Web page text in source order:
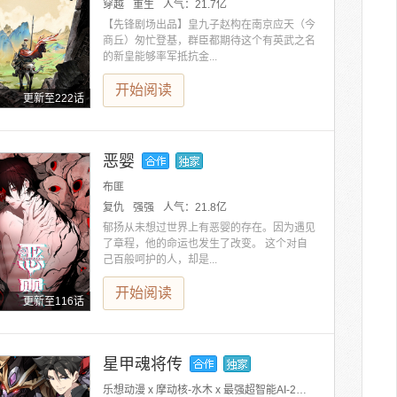
更新至222话
穿越 重生 人气： 21.7亿
【先锋剧场出品】皇九子赵构在南京应天（今
商丘）匆忙登基，群臣都期待这个有英武之名
的新皇能够率军抵抗金...
开始阅读
更新至116话
恶婴
布匪
复仇
强强 人气： 21.8亿
郁扬从未想过世界上有恶婴的存在。因为遇见
了章程，他的命运也发生了改变。 这个对自
己百般呵护的人，却是...
开始阅读
星甲魂将传
乐想动漫 x 摩动核-水木 x 最强超智能AI-2号小红大人